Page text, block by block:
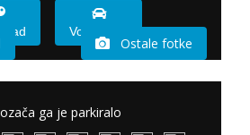
sad Vozio sam
Ostale fotke
ga je parkiralo